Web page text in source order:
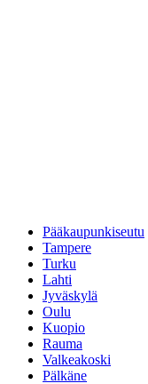
Pääkaupunkiseutu
Tampere
Turku
Lahti
Jyväskylä
Oulu
Kuopio
Rauma
Valkeakoski
Pälkäne